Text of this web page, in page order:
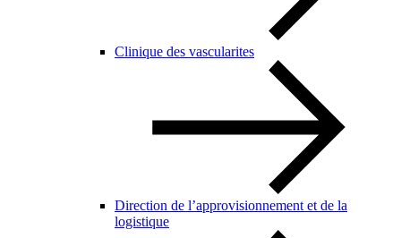
Clinique des vascularites
Direction de l’approvisionnement et de la
logistique